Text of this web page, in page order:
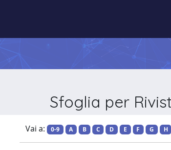
Sfoglia per
Vai a: 0-9 A B C D E F G H